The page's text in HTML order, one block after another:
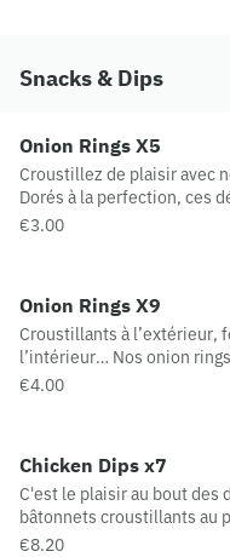
Snacks & Dips
Onion Rings X5
Croustillez de plaisir avec
Dorés à la perfection, ces
d’oignons croustillantes
€3.00
Onion Rings X9
Croustillants à l’extérieur,
l’intérieur… Nos onion
les avale tout rond !
€4.00
Chicken Dips x7
C'est le plaisir au bout des
bâtonnets croustillants au
accompagnés de la sauce
€8.20